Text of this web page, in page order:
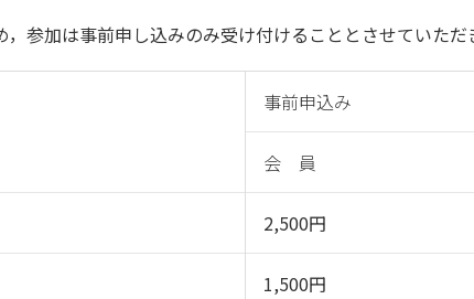
参加は事前申し込みのみ受け付けることとさせていただ
事前申込み
会 員
2,500円
1,500円